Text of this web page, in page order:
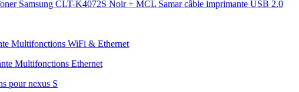
Samsung CLT-K4072S Noir + MCL Samar câble imprimante USB 2.0
Multifonctions WiFi & Ethernet
Multifonctions Ethernet
pour nexus S